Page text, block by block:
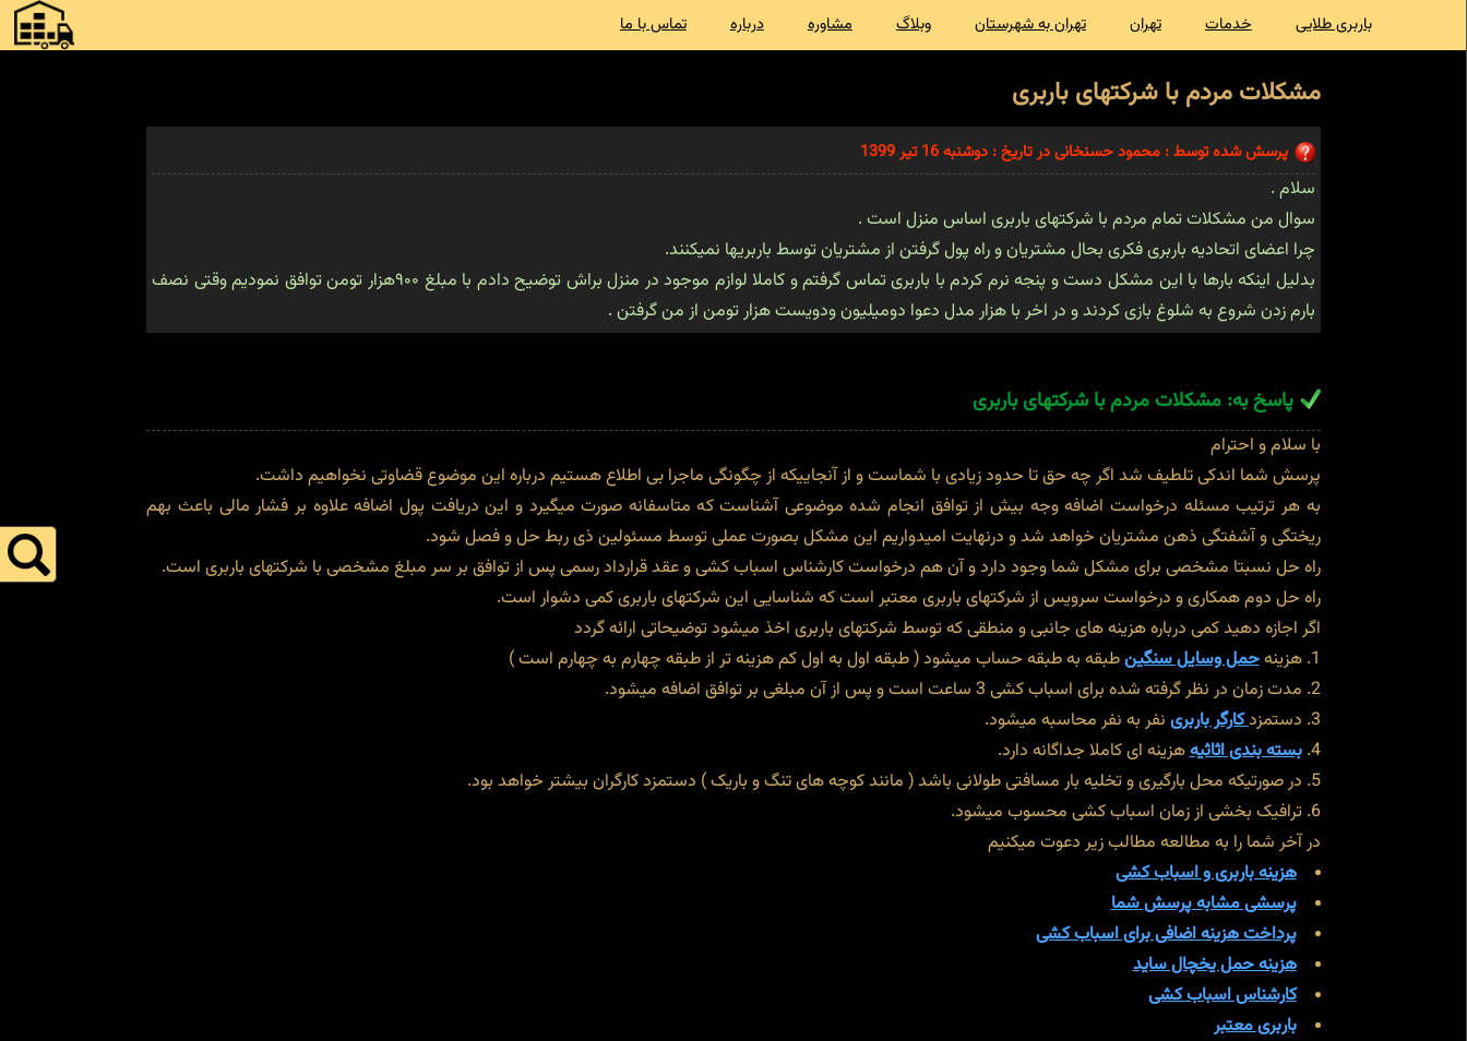
باربری طلایی خدمات تهران تهران به شهرستان وبلاگ مشاوره درباره تماس با ما
مشکلات مردم با شرکتهای باربری
پرسش شده توسط : محمود حسنخانی در تاریخ : دوشنبه 16 تیر 1399
سلام .
سوال من مشکلات تمام مردم با شرکتهای باربری اساس منزل است .
چرا اعضای اتحادیه باربری فکری بحال مشتریان و راه پول گرفتن از مشتریان توسط باربریها نمیکنند.
بدلیل اینکه بارها با این مشکل دست و پنجه نرم کردم با باربری تماس گرفتم و کاملا لوازم موجود در منزل براش توضیح دادم با مبلغ ۹۰۰هزار تومن توافق نمودیم وقتی نصف
بارم زدن شروع به شلوغ بازی کردند و در اخر با هزار مدل دعوا دومیلیون ودویست هزار تومن از من گرفتن .
پاسخ به: مشکلات مردم با شرکتهای باربری
با سلام و احترام
پرسش شما اندکی تلطیف شد اگر چه حق تا حدود زیادی با شماست و از آنجاییکه از چگونگی ماجرا بی اطلاع هستیم درباره این موضوع قضاوتی نخواهیم داشت.
به هر ترتیب مسئله درخواست اضافه وجه بیش از توافق انجام شده موضوعی آشناست که متاسفانه صورت میگیرد و این دریافت پول اضافه علاوه بر فشار مالی باعث بهم
ریختگی و آشفتگی ذهن مشتریان خواهد شد و درنهایت امیدواریم این مشکل بصورت عملی توسط مسئولین ذی ربط حل و فصل شود.
راه حل نسبتا مشخصی برای مشکل شما وجود دارد و آن هم درخواست کارشناس اسباب کشی و عقد قرارداد رسمی پس از توافق بر سر مبلغ مشخصی با شرکتهای باربری است.
راه حل دوم همکاری و درخواست سرویس از شرکتهای باربری معتبر است که شناسایی این شرکتهای باربری کمی دشوار است.
اگر اجازه دهید کمی درباره هزینه های جانبی و منطقی که توسط شرکتهای باربری اخذ میشود توضیحاتی ارائه گردد
هزینهحمل وسایل سنگینطبقه به طبقه حساب میشود ( طبقه اول به اول کم هزینه تر از طبقه چهارم به چهارم است )
مدت زمان در نظر گرفته شده برای اسباب کشی 3 ساعت است و پس از آن مبلغی بر توافق اضافه میشود.
دستمزدکارگر باربری نفر به نفر محاسبه میشود.
بسته بندی اثاثیههزینه ای کاملا جداگانه دارد.
در صورتیکه محل بارگیری و تخلیه بار مسافتی طولانی باشد ( مانند کوچه های تنگ و باریک ) دستمزد کارگران بیشتر خواهد بود.
ترافیک بخشی از زمان اسباب کشی محسوب میشود.
در آخر شما را به مطالعه مطالب زیر دعوت میکنیم
هزینه باربری و اسباب کشی
پرسشی مشابه پرسش شما
پرداخت هزینه اضافی برای اسباب کشی
هزینه حمل یخچال ساید
کارشناس اسباب کشی
باربری معتبر